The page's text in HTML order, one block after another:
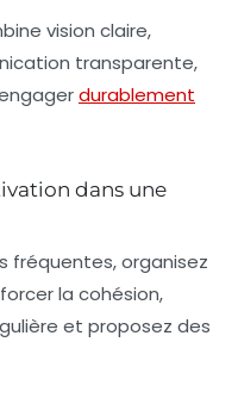
vision claire,
transparente,
durablement
dans une
fréquentes, organisez
la cohésion,
et proposez des